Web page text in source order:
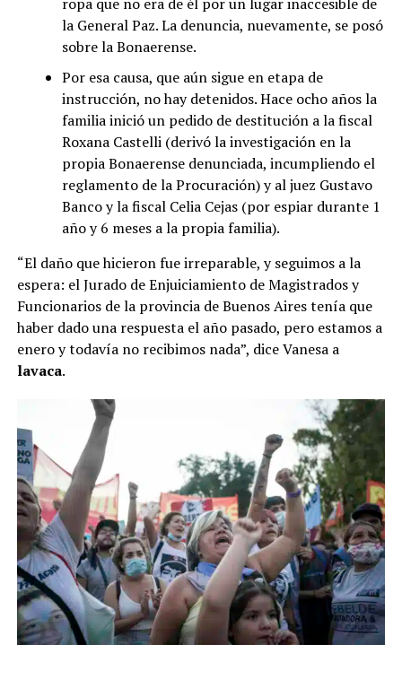
la General Paz. La denuncia, nuevamente, se posó
sobre la Bonaerense.
Por esa causa, que aún sigue en etapa de
instrucción, no hay detenidos. Hace ocho años la
familia inició un pedido de destitución a la fiscal
Roxana Castelli (derivó la investigación en la
propia Bonaerense denunciada, incumpliendo el
reglamento de la Procuración) y al juez Gustavo
Banco y la fiscal Celia Cejas (por espiar durante 1
año y 6 meses a la propia familia).
“El daño que hicieron fue irreparable, y seguimos a la
espera: el Jurado de Enjuiciamiento de Magistrados y
Funcionarios de la provincia de Buenos Aires tenía que
haber dado una respuesta el año pasado, pero estamos a
enero y todavía no recibimos nada”, dice Vanesa a
lavaca.